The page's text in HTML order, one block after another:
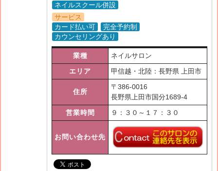
ネイルスクール併設
サービス
カード払い可
完全予約制
カウンセリングあり
業種
ネイルサロン
エリア
甲信越・北陸：長野県 上田市
住所
〒 386-0016
長野県上田市国分1689-4
営業時間
９：３０～１７：３０
お問い合わせ先